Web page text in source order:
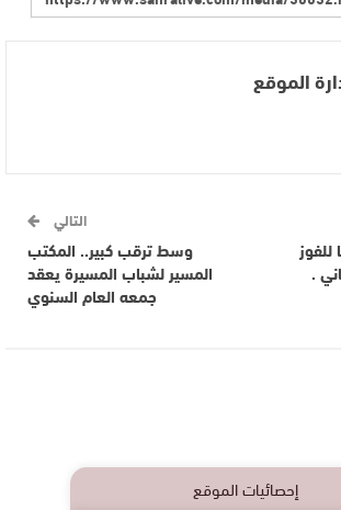
الموقع
.
التالي
وسط ترقب كبير.. المكتب
المسير لشباب المسيرة يعقد
جمعه العام السنوي
إحصائيات الموقع